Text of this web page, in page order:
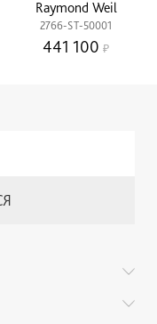
Raymond Weil
2766-ST-50001
441 100